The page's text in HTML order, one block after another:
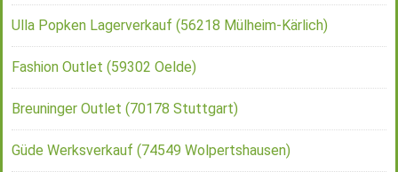
Ulla Popken Lagerverkauf (56218 Mülheim-Kärlich)
Fashion Outlet (59302 Oelde)
Breuninger Outlet (70178 Stuttgart)
Güde Werksverkauf (74549 Wolpertshausen)